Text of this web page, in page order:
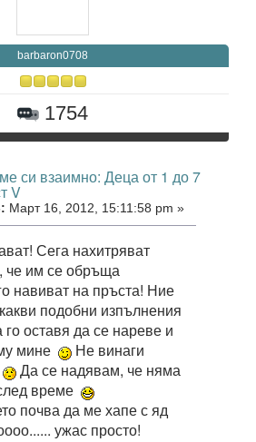
barbaron0708
1754
си взаимно: Деца от 1 до 7
V
Март 16, 2012, 15:11:58 pm »
Сега нахитряват
че им се обръща
навиват на пръста! Ние
подобни изпълнения
оставя да се нареве и
мине
Не винаги
Да се надявам, че няма
време
почва да ме хапе с яд
ужас просто!